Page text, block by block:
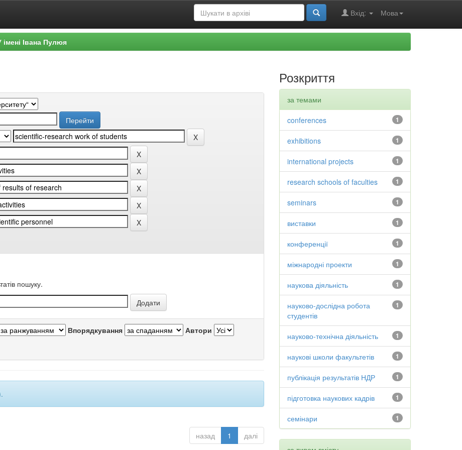
Мова
Вхід:
Івана Пулюя
пошуку.
Впорядкування Автори
назад 1 далі
Розкриття
за темами
1
conferences
1
exhibitions
1
international projects
1
research schools of faculties
1
seminars
1
виставки
1
конференції
1
міжнародні проекти
1
наукова діяльність
1
науково-дослідна робота
студентів
1
науково-технічна діяльність
1
наукові школи факультетів
1
публікація результатів НДР
1
підготовка наукових кадрів
1
семінари